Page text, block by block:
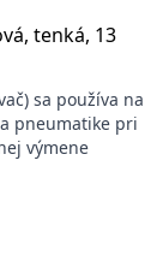
tenká, 13
sa používa na
pneumatike pri
výmene